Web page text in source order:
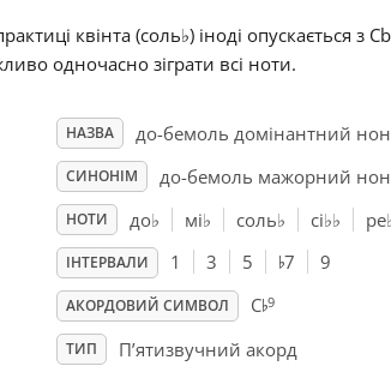
квінта (соль♭) іноді опускається з
одночасно зіграти всі ноти.
НАЗВА до-бемоль домінантний
СИНОНІМ до-бемоль мажорний
НОТИ до♭ мі♭ соль♭ сі♭♭ ре
ІНТЕРВАЛИ 1 3 5 ♭7 9
АКОРДОВИЙ СИМВОЛ C♭9
ТИП П’ятизвучний акорд